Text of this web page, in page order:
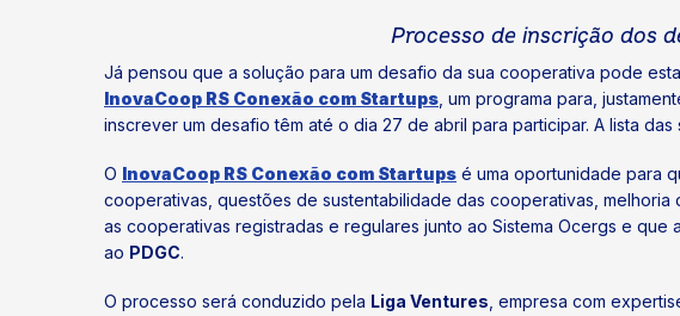
Processo de inscrição dos
Já pensou que a solução para um desafio da sua cooperativa pode
InovaCoop RS Conexão com Startups , um programa para,
inscrever um desafio têm até o dia 27 de abril para participar. A lista
O InovaCoop RS Conexão com Startups é uma oportunidade para
cooperativas, questões de sustentabilidade das cooperativas,
as cooperativas registradas e regulares junto ao Sistema Ocergs e que
ao PDGC.
O processo será conduzido pela Liga Ventures , empresa com